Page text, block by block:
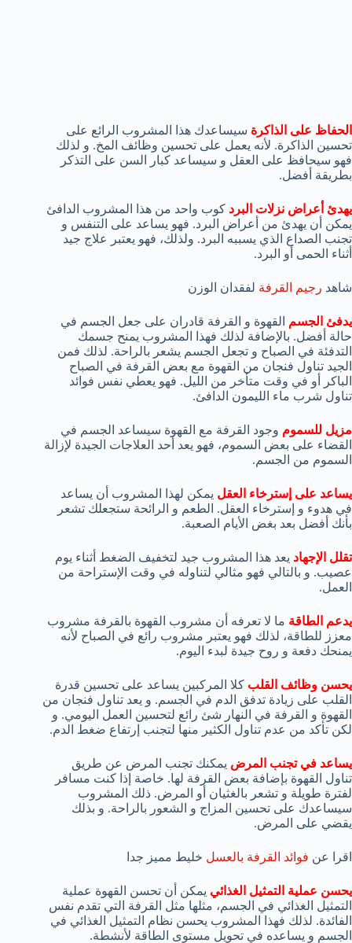
الحفاظ على الذاكرة سيساعدك هذا المشروب الرائع على
تحسين الذاكرة. لأنه يعمل على تحسين وظائف المخ. و لذلك
فهو سيحافظ على العقل و سيساعد كبار السن على التذكر
بطريقة أفضل.
يهدئ أعراض نزلات البرد كوب واحد من هذا المشروب الدافئ
يمكن أن يهدئ من أعراض البرد. فهو يساعد على التنفس و
تجنب الصداع الذي يسببه البرد. ولذلك، فهو يعتبر علاج جيد
أثناء الحمى أو البرد.
شاهد رجيم القرفة لفقدان الوزن
يدفئ الجسم القهوة و القرفة قادران على جعل الجسم في
حالة أفضل. بالإضافة لذلك فهذا المشروب يمنح جسمك
التدفئة في الصباح و تجعل الجسم يشعر بالراحة. لذلك فمن
الجيد تناول فنجان من القهوة مع بعض القرفة في الصباح
الباكر أو في وقت متأخر من الليل. فهو يعطي نفس فوائد
تناول شرب ماء الليمون الدافئ.
مزيل للسموم وجود القرفة مع القهوة سيساعد الجسم في
القضاء على بعض السموم، فهو يعد أحد العلاجات الجيدة لإزالة
السموم من الجسم.
يساعد على إسترخاء العقل يمكن لهذا المشروب أن يساعد
في هدوء و إسترخاء العقل. الطعم و الرائحة ستجعلك تشعر
بأنك أفضل بعد بغض الأيام الصعبة.
تقلل الإجهاد يعد هذا المشروب جيد لتخفيف الضغط أثناء يوم
عصيب. و بالتالي فهو مثالي لتناوله في وقت الإستراحة من
العمل.
يدعم الطاقة ما لا تعرفه أن مشروب القهوة بالقرفة مشروب
معزز للطاقة، لذلك فهو يعتبر مشروب رائع في الصباح لأنه
يمنحك دفعة و روح جيدة لبدء اليوم.
يحسن وظائف القلب كلا المركبين يساعد على تحسين قدرة
القلب على زيادة تدفق الدم في الجسم. و يعد تناول فنجان من
القهوة و القرفة في النهار شئ رائع لتحسين العمل اليومي. و
لكن تأكد من عدم تناول الكثير منها لتجنب إرتفاع ضغط الدم.
يساعد في تجنب المرض يمكنك تجنب المرض عن طريق
تناول القهوة بإضافة بعض القرفة لها. خاصة إذا كنت مسافر
لفترة طويلة و تشعر بالغثيان أو المرض. ذلك المشروب
سيساعدك على تحسين المزاج و الشعور بالراحة. و بذلك
يقضي على المرض.
اقرا عن فوائد القرفة بالعسل خليط مميز جدا
يحسن عملية التمثيل الغذائي يمكن أن تحسن القهوة عملية
التمثيل الغذائي في الجسم، مثلها مثل القرفة التي تقدم نفس
الفائدة. لذلك فهذا المشروب يحسن نظام التمثيل الغذائي في
الجسم و يساعده في تحويل مستوى الطاقة لأنشطة.